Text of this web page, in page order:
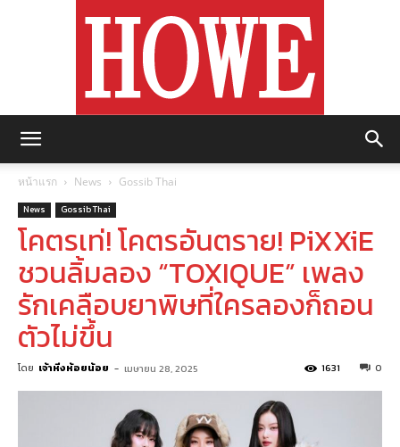
หน้าแรก News Gossib Thai
News Gossib Thai
โคตรเท่! โคตรอันตราย! PiXXiE
ชวนลิ้มลอง “TOXIQUE” เพลง
รักเคลือบยาพิษที่ใครลองก็ถอน
ตัวไม่ขึ้น
โดย เจ้าหิ่งห้อยน้อย - เมษายน 28, 2025 0
1631